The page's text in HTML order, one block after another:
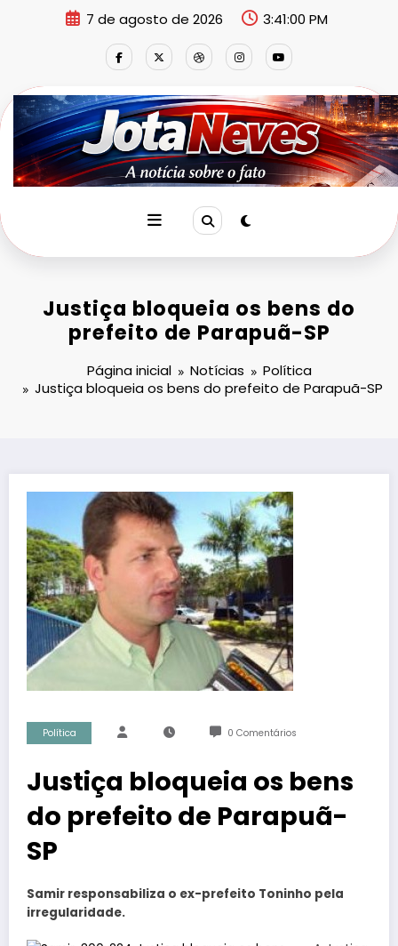
7 de agosto de 2026 3:41:00 PM
Justiça bloqueia os bens do
prefeito de Parapuã-SP
Página inicial Notícias
Política
Justiça bloqueia os bens do prefeito de Parapuã-SP
Política 0 Comentários
Justiça bloqueia os bens
do prefeito de Parapuã-
SP
Samir responsabiliza o ex-prefeito Toninho pela
irregularidade.